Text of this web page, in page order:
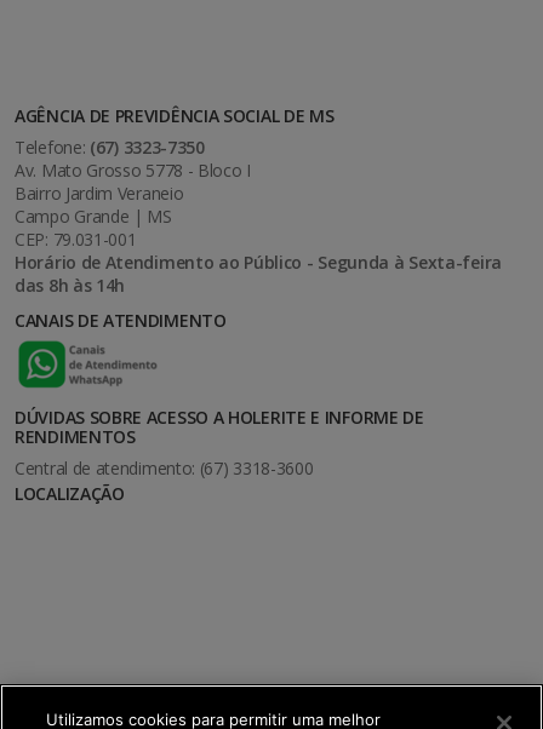
AGÊNCIA DE PREVIDÊNCIA SOCIAL DE MS
Telefone: (67) 3323-7350
Av. Mato Grosso 5778 - Bloco I
Bairro Jardim Veraneio
Campo Grande | MS
CEP: 79.031-001
Horário de Atendimento ao Público - Segunda à Sexta-feira
das 8h às 14h
CANAIS DE ATENDIMENTO
DÚVIDAS SOBRE ACESSO A HOLERITE E INFORME DE
RENDIMENTOS
Central de atendimento: (67) 3318-3600
LOCALIZAÇÃO
Utilizamos cookies para permitir uma melhor